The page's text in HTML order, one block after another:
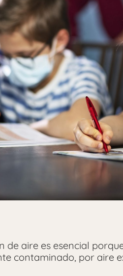
de aire es esencial
contaminado, por aire